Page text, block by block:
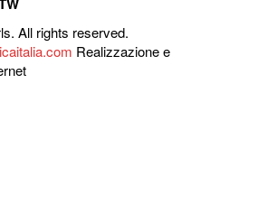
All rights reserved.
Realizzazione e